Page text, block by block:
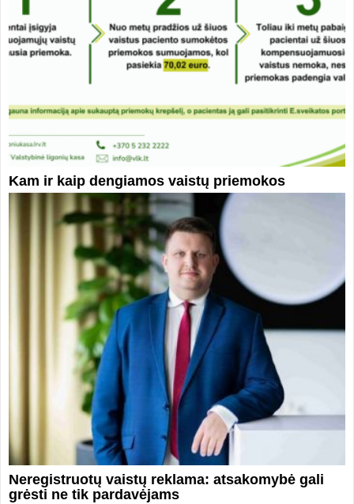
Kam ir kaip dengiamos vaistų priemokos
Neregistruotų vaistų reklama: atsakomybė gali
grėsti ne tik pardavėjams